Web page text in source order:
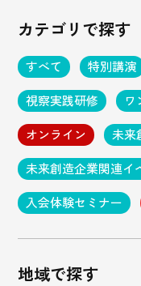
カテゴリで探す
すべて 特別講演
視察実践研修
ワ
オンライン
未来
未来創造企業関連イ
入会体験セミナー
地域で探す